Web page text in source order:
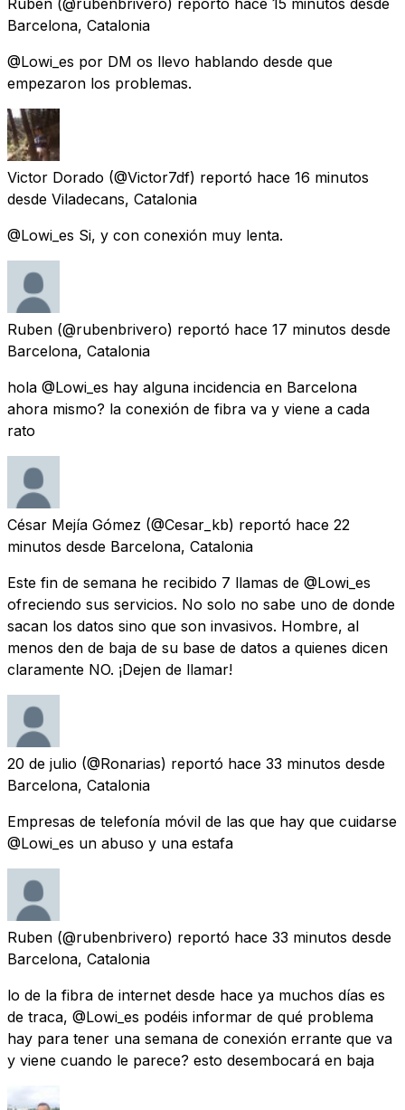
Barcelona, Catalonia
@Lowi_es por DM os llevo hablando desde que
empezaron los problemas.
Victor Dorado (@Victor7df) reportó hace 16 minutos
desde Viladecans, Catalonia
@Lowi_es Si, y con conexión muy lenta.
Ruben (@rubenbrivero) reportó hace 17 minutos desde
Barcelona, Catalonia
hola @Lowi_es hay alguna incidencia en Barcelona
ahora mismo? la conexión de fibra va y viene a cada
rato
César Mejía Gómez (@Cesar_kb) reportó hace 22
minutos desde Barcelona, Catalonia
Este fin de semana he recibido 7 llamas de @Lowi_es
ofreciendo sus servicios. No solo no sabe uno de donde
sacan los datos sino que son invasivos. Hombre, al
menos den de baja de su base de datos a quienes dicen
claramente NO. ¡Dejen de llamar!
20 de julio (@Ronarias) reportó hace 33 minutos desde
Barcelona, Catalonia
Empresas de telefonía móvil de las que hay que cuidarse
@Lowi_es un abuso y una estafa
Ruben (@rubenbrivero) reportó hace 33 minutos desde
Barcelona, Catalonia
lo de la fibra de internet desde hace ya muchos días es
de traca, @Lowi_es podéis informar de qué problema
hay para tener una semana de conexión errante que va
y viene cuando le parece? esto desembocará en baja